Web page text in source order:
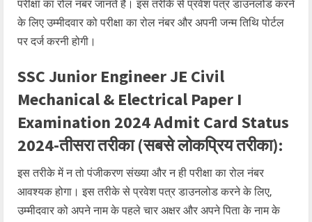
परीक्षा का रोल नंबर जानते हैं। इस तरीके से प्रवेश पत्र डाउनलोड करने
के लिए उम्मीदवार को परीक्षा का रोल नंबर और अपनी जन्म तिथि पोर्टल
पर दर्ज करनी होगी।
SSC Junior Engineer JE Civil
Mechanical & Electrical Paper I
Examination 2024 Admit Card Status
2024-तीसरा तरीका (सबसे लोकप्रिय तरीका):
इस तरीके में न तो पंजीकरण संख्या और न ही परीक्षा का रोल नंबर
आवश्यक होगा। इस तरीके से प्रवेश पत्र डाउनलोड करने के लिए,
उम्मीदवार को अपने नाम के पहले चार अक्षर और अपने पिता के नाम के